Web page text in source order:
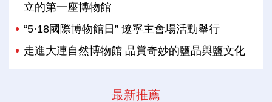
立的第一座博物館
“5·18國際博物館日” 遼寧主會場活動舉行
走進大連自然博物館 品賞奇妙的鹽晶與鹽文化
最新推薦